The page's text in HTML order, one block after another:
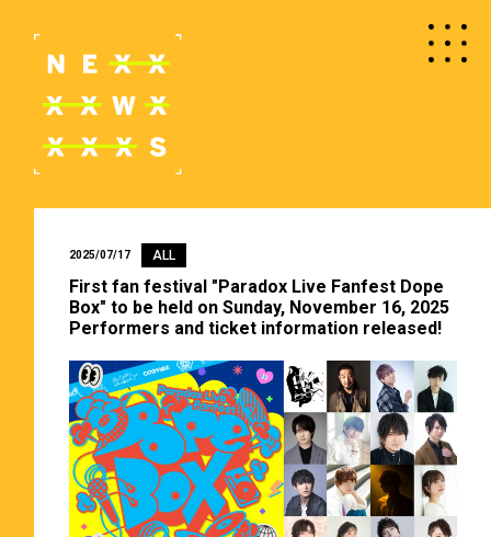
2025/07/17 ALL
First fan festival "Paradox Live Fanfest Dope
Box" to be held on Sunday, November 16, 2025
Performers and ticket information released!